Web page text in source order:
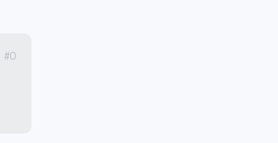
#0